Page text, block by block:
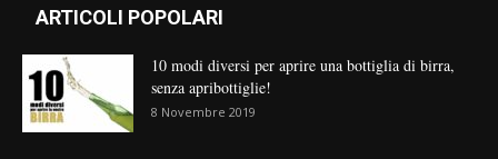
ARTICOLI POPOLARI
10 modi diversi per aprire una bottiglia di birra,
senza apribottiglie!
8 Novembre 2019